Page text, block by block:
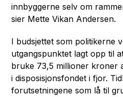
innbyggerne selv om
sier Mette Vikan Andersen.
I budsjettet som politikerne
utgangspunktet lagt opp til
bruke 73,5 millioner kroner
i disposisjonsfondet i fjor.
forutsetningene som lå til